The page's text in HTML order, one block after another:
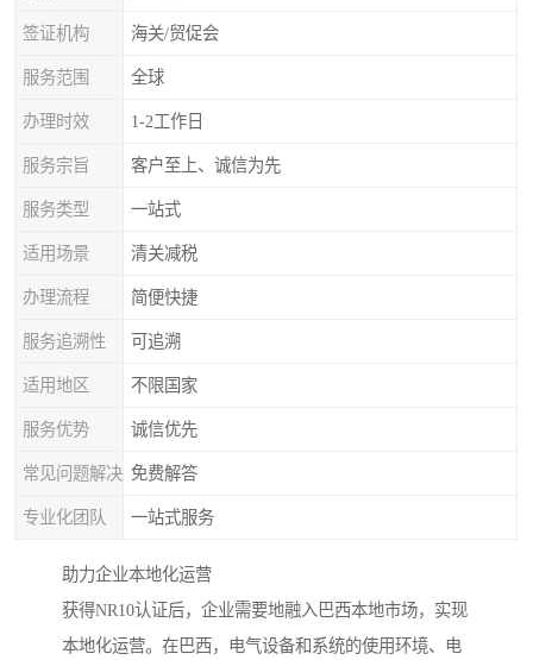
签证机构 海关/贸促会
服务范围 全球
办理时效 1-2工作日
服务宗旨 客户至上、诚信为先
服务类型 一站式
适用场景 清关减税
办理流程 简便快捷
服务追溯性 可追溯
适用地区 不限国家
服务优势 诚信优先
常见问题解决 免费解答
专业化团队 一站式服务
助力企业本地化运营
获得NR10认证后，企业需要地融入巴西本地市场，实现
本地化运营。在巴西，电气设备和系统的使用环境、电